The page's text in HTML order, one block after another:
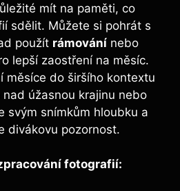
mít na ⁢paměti, co
sdělit. Můžete si pohrát s
použít rámování nebo
lepší​ zaostření ‍na měsíc.⁢
‌měsíce do⁣ širšího⁣ kontextu
úžasnou krajinu nebo
svým snímkům hloubku a
divákovu pozornost.
fotografií: